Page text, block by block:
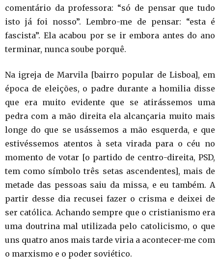
comentário da professora: “só de pensar que tudo
isto já foi nosso”. Lembro-me de pensar: “esta é
fascista”. Ela acabou por se ir embora antes do ano
terminar, nunca soube porquê.
Na igreja de Marvila [bairro popular de Lisboa], em
época de eleições, o padre durante a homilia disse
que era muito evidente que se atirássemos uma
pedra com a mão direita ela alcançaria muito mais
longe do que se usássemos a mão esquerda, e que
estivéssemos atentos à seta virada para o céu no
momento de votar [o partido de centro-direita, PSD,
tem como símbolo três setas ascendentes], mais de
metade das pessoas saiu da missa, e eu também. A
partir desse dia recusei fazer o crisma e deixei de
ser católica. Achando sempre que o cristianismo era
uma doutrina mal utilizada pelo catolicismo, o que
uns quatro anos mais tarde viria a acontecer-me com
o marxismo e o poder soviético.